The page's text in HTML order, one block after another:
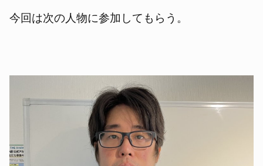
今回は次の人物に参加してもらう。